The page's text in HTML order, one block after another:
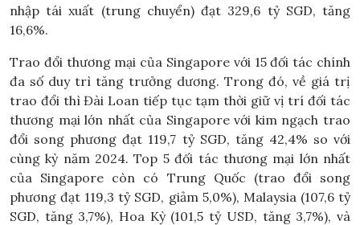
nhập tái xuất (trung chuyển) đạt 329,6 tỷ SGD, tăng
16,6%.
Trao đổi thương mại của Singapore với 15 đối tác chính
đa số duy trì tăng trưởng dương. Trong đó, về giá trị
trao đổi thì Đài Loan tiếp tục tạm thời giữ vị trí đối tác
thương mại lớn nhất của Singapore với kim ngạch trao
đổi song phương đạt 119,7 tỷ SGD, tăng 42,4% so với
cùng kỳ năm 2024. Top 5 đối tác thương mại lớn nhất
của Singapore còn có Trung Quốc (trao đổi song
phương đạt 119,3 tỷ SGD, giảm 5,0%), Malaysia (107,6 tỷ
SGD, tăng 3,7%), Hoa Kỳ (101,5 tỷ USD, tăng 3,7%), và